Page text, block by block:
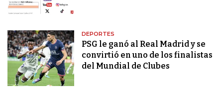
DEPORTES
PSG le ganó al Real Madrid y se
convirtió en uno de los finalistas
del Mundial de Clubes